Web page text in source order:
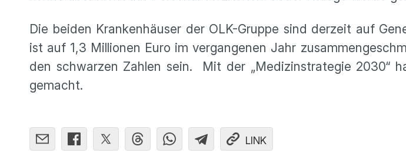
Die beiden Krankenhäuser der OLK-Gruppe sind derzeit auf
ist auf 1,3 Millionen Euro im vergangenen Jahr
den schwarzen Zahlen sein. Mit der „Medizinstrategie 2030“
gemacht.
LINK